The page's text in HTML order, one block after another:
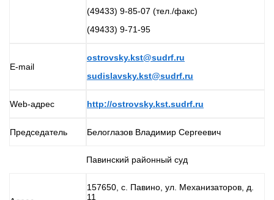
(49433) 9-85-07 (тел./факс)
(49433) 9-71-95
E-mail
ostrovsky.kst@sudrf.ru
sudislavsky.kst@sudrf.ru
Web-адрес http://ostrovsky.kst.sudrf.ru
Председатель Белоглазов Владимир Сергеевич
Павинский районный суд
157650, с. Павино, ул. Механизаторов, д.
11